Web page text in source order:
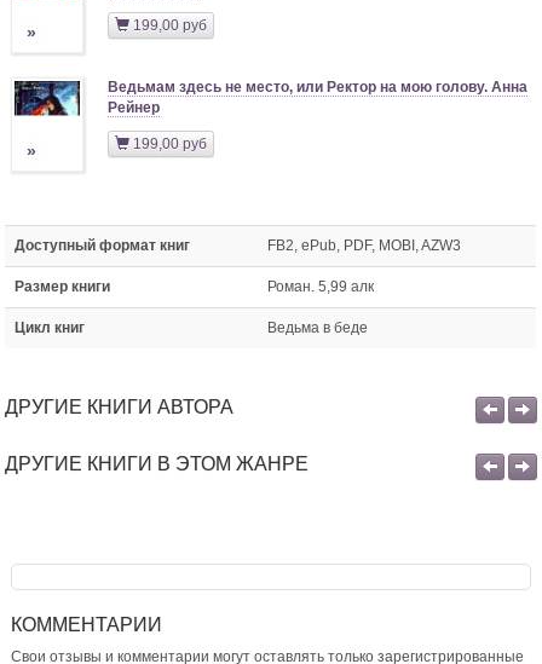
» 199,00 руб
»
Ведьмам здесь не место, или Ректор на мою голову. Анна
Рейнер
199,00 руб
Доступный формат книг FB2, ePub, PDF, MOBI, AZW3
Размер книги Роман. 5,99 алк
Цикл книг Ведьма в беде
ДРУГИЕ КНИГИ АВТОРА
ДРУГИЕ КНИГИ В ЭТОМ ЖАНРЕ
КОММЕНТАРИИ
Свои отзывы и комментарии могут оставлять только зарегистрированные